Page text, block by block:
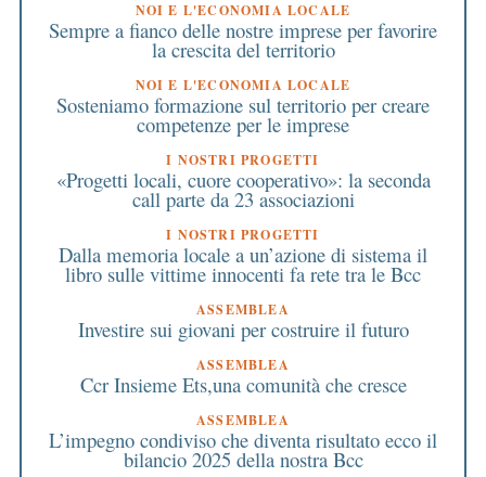
NOI E L'ECONOMIA LOCALE
Sempre a fianco delle nostre imprese per favorire
la crescita del territorio
NOI E L'ECONOMIA LOCALE
Sosteniamo formazione sul territorio per creare
competenze per le imprese
I NOSTRI PROGETTI
«Progetti locali, cuore cooperativo»: la seconda
call parte da 23 associazioni
I NOSTRI PROGETTI
Dalla memoria locale a un’azione di sistema il
libro sulle vittime innocenti fa rete tra le Bcc
ASSEMBLEA
Investire sui giovani per costruire il futuro
ASSEMBLEA
Ccr Insieme Ets,una comunità che cresce
ASSEMBLEA
L’impegno condiviso che diventa risultato ecco il
bilancio 2025 della nostra Bcc